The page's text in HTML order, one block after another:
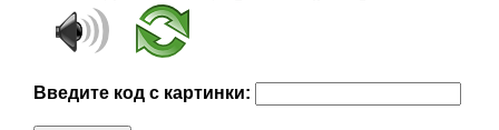
Введите код с картинки: